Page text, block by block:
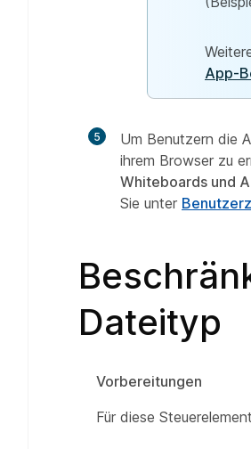
App-
5
Um Benutzern die
ihrem Browser zu
Whiteboards und
Sie unter
Dateityp
Vorbereitungen
Für diese